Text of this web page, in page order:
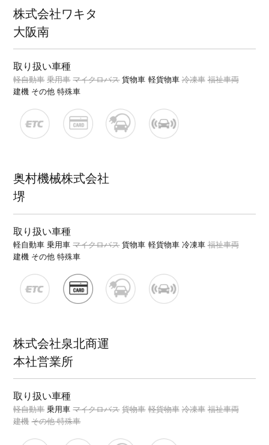
株式会社ワキタ
大阪南
取り扱い車種
軽自動車 乗用車 マイクロバス 貨物車 軽貨物車 冷凍車 福祉車両
建機 その他 特殊車
奥村機械株式会社
堺
取り扱い車種
軽自動車 乗用車 マイクロバス 貨物車 軽貨物車 冷凍車 福祉車両
建機 その他 特殊車
株式会社泉北商運
本社営業所
取り扱い車種
軽自動車 乗用車 マイクロバス 貨物車 軽貨物車 冷凍車 福祉車両
建機 その他 特殊車